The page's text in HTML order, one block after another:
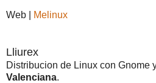
Web | Melinux
Lliurex
Distribucion de Linux con Gnome
Valenciana.